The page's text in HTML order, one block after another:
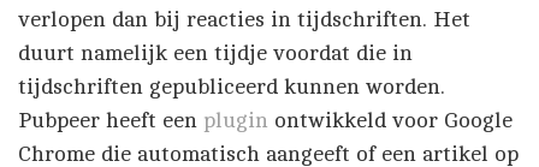
verlopen dan bij reacties in tijdschriften. Het
duurt namelijk een tijdje voordat die in
tijdschriften gepubliceerd kunnen worden.
Pubpeer heeft een plugin ontwikkeld voor Google
Chrome die automatisch aangeeft of een artikel op